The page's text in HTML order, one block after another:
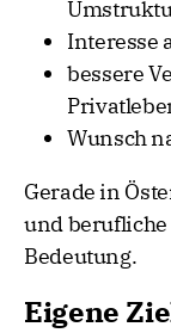
Interesse
bessere
Wunsch
Gerade in
und
Bedeutung.
Eigene